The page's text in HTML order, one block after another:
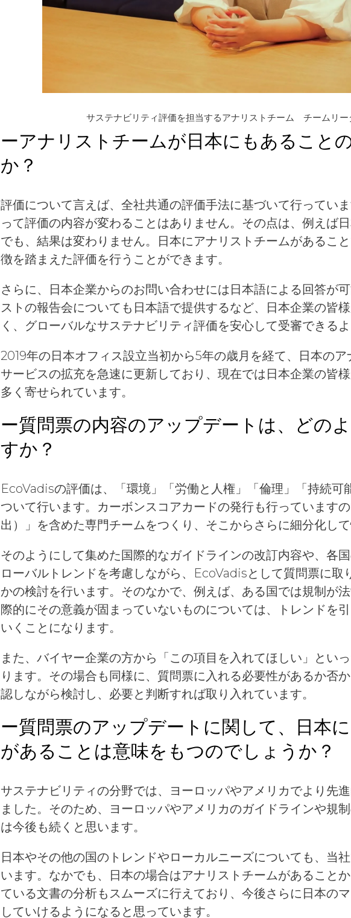
サステナビリティ評価を担当するアナリストチーム チームリ
ーアナリストチームが日本にもあること
か？
評価について言えば、全社共通の評価手法に基づいて行ってい
って評価の内容が変わることはありません。その点は、例えば
でも、結果は変わりません。日本にアナリストチームがあるこ
徴を踏まえた評価を行うことができます。
さらに、日本企業からのお問い合わせには日本語による回答が
ストの報告会についても日本語で提供するなど、日本企業の皆
く、グローバルなサステナビリティ評価を安心して受審できる
2019年の日本オフィス設立当初から5年の歳月を経て、日本の
サービスの拡充を急速に更新しており、現在では日本企業の皆
多く寄せられています。
ー質問票の内容のアップデートは、どの
すか？
EcoVadisの評価は、「環境」「労働と人権」「倫理」「持続可
ついて行います。カーボンスコアカードの発行も行っています
出）」を含めた専門チームをつくり、そこからさらに細分化し
そのようにして集めた国際的なガイドラインの改訂内容や、各
ローバルトレンドを考慮しながら、EcoVadisとして質問票に取
かの検討を行います。そのなかで、例えば、ある国では規制が
際的にその意義が固まっていないものについては、トレンドを
いくことになります。
また、バイヤー企業の方から「この項目を入れてほしい」とい
ります。その場合も同様に、質問票に入れる必要性があるか否
認しながら検討し、必要と判断すれば取り入れています。
ー質問票のアップデートに関して、日本
があることは意味をもつのでしょうか？
サステナビリティの分野では、ヨーロッパやアメリカでより先
ました。そのため、ヨーロッパやアメリカのガイドラインや規
は今後も続くと思います。
日本やその他の国のトレンドやローカルニーズについても、当
います。なかでも、日本の場合はアナリストチームがあること
ている文書の分析もスムーズに行えており、今後さらに日本の
していけるようになると思っています。